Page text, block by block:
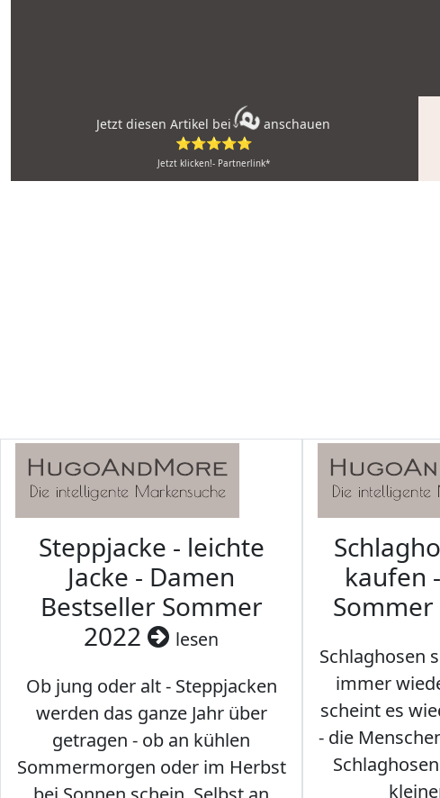
Jetzt diesen Artikel bei
anschauen
⭐⭐⭐⭐⭐
Jetzt klicken!- Partnerlink*
Steppjacke - leichte
Jacke - Damen
Bestseller Sommer
2022
lesen
Ob jung oder alt - Steppjacken
werden das ganze Jahr über
getragen - ob an kühlen
Sommermorgen oder im Herbst
kaufen
Sommer
Schlaghosen
immer
scheint es
- die